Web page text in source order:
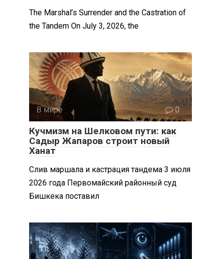
The Marshal’s Surrender and the Castration of
the Tandem On July 3, 2026, the
В мире 0
Кучмизм на Шелковом пути: как
Садыр Жапаров строит новый
Ханат
Слив маршала и кастрация тандема 3 июля
2026 года Первомайский районный суд
Бишкека поставил